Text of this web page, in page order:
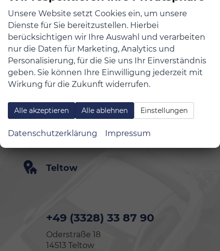
Wir freuen uns auf Sie in:
Teltow
+49 (3328) 33 87 90
Oderstraße 18
14513 Teltow
Unsere Website setzt Cookies ein, um unsere
Dienste für Sie bereitzustellen. Hierbei
berücksichtigen wir Ihre Auswahl und verarbeiten
nur die Daten für Marketing, Analytics und
Personalisierung, für die Sie uns Ihr Einverständnis
geben. Sie können Ihre Einwilligung jederzeit mit
Wirkung für die Zukunft widerrufen.
Alle akzeptieren Alle ablehnen Einstellungen
Datenschutzerklärung Impressum